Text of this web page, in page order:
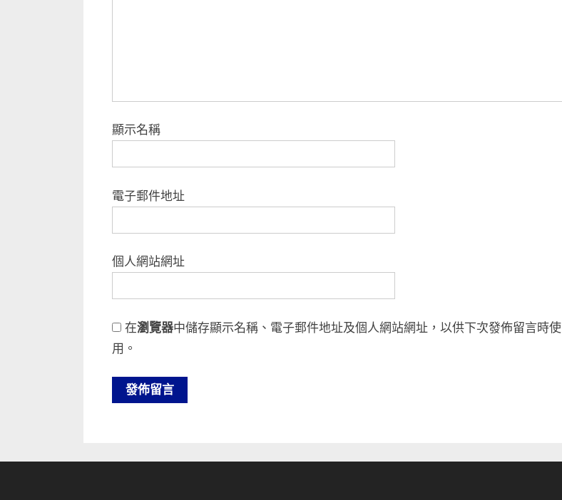
顯示名稱
電子郵件地址
個人網站網址
在瀏覽器中儲存顯示名稱、電子郵件地址及個人網站網址，以供下次發佈留言時使
用。